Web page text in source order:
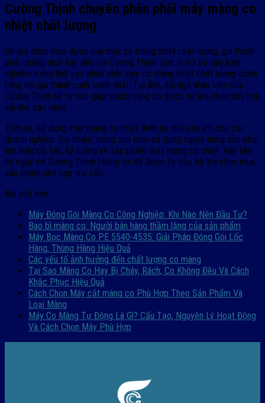
Cường Thịnh chuyên phân phối máy màng co
nhiệt chất lượng
Để lựa chọn mua được loại máy co màng nhiệt chất lượng, giá thành
phải chăng nhất hãy đến với Cường Thịnh. Đơn vị với bề dày kinh
nghiệm trong lĩnh vực phân phối máy co màng nhiệt chất lượng chính
hãng với giá thành cạnh tranh nhất. Tại đây, đội ngũ nhân viên của
Cường Thịnh sẽ tư vấn giúp khách hàng có được sự lựa chọn phù hợp
với nhu cầu riêng.
Tóm lại, sử dụng máy màng co nhiệt đem lại nhiều lợi ích cho các
doanh nghiệp. Tuy nhiên, trong quá trình sử dụng người dùng cần phải
tìm hiểu chi tiết, kỹ lưỡng về sản phẩm máy màng co nhiệt. Hãy liên
hệ ngay với Cường Thịnh chúng tôi để được tư vấn, hỗ trợ chọn mua
sản phẩm phù hợp nhu cầu.
Bài viết mới
Máy Đóng Gói Màng Co Công Nghiệp: Khi Nào Nên Đầu Tư?
Bao bì màng co: Người bán hàng thầm lặng của sản phẩm
Máy Bọc Màng Co PE 5540-4535: Giải Pháp Đóng Gói Lốc
Hàng, Thùng Hàng Hiệu Quả
Các yếu tố ảnh hưởng đến chất lượng co màng
Tại Sao Màng Co Hay Bị Cháy, Rách, Co Không Đều Và Cách
Khắc Phục Hiệu Quả
Cách Chọn Máy cắt màng co Phù Hợp Theo Sản Phẩm Và
Loại Màng
Máy Co Màng Tự Động Là Gì? Cấu Tạo, Nguyên Lý Hoạt Động
Và Cách Chọn Máy Phù Hợp